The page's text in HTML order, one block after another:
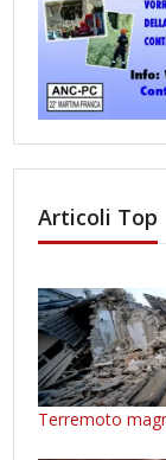
Articoli Top
Terremoto